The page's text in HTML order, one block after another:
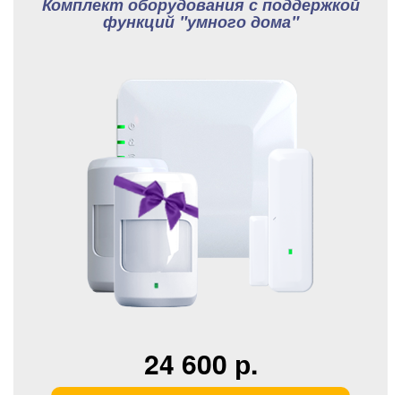
Комплект оборудования с поддержкой
функций "умного дома"
24 600 р.